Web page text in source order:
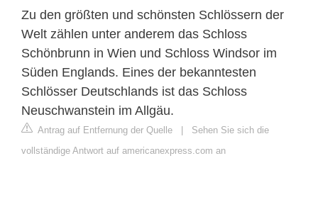
Zu den größten und schönsten Schlössern der
Welt zählen unter anderem das Schloss
Schönbrunn in Wien und Schloss Windsor im
Süden Englands. Eines der bekanntesten
Schlösser Deutschlands ist das Schloss
Neuschwanstein im Allgäu.
Antrag auf Entfernung der Quelle | Sehen Sie sich die
vollständige Antwort auf americanexpress.com an